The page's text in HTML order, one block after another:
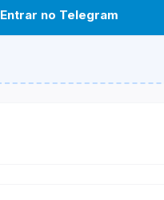
Entrar no Telegram